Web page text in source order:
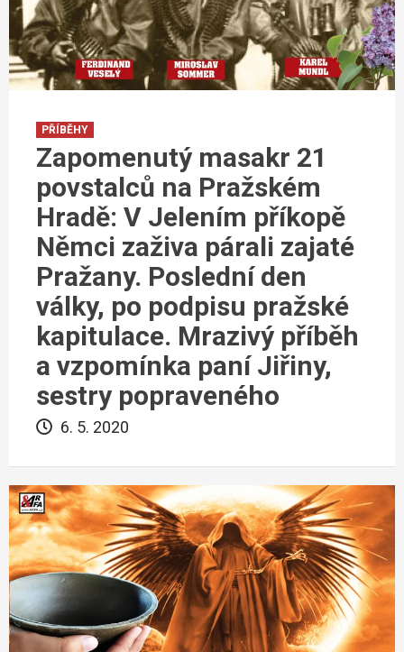
PŘÍBĚHY
Zapomenutý masakr 21
povstalců na Pražském
Hradě: V Jelením příkopě
Němci zaživa párali zajaté
Pražany. Poslední den
války, po podpisu pražské
kapitulace. Mrazivý příběh
a vzpomínka paní Jiřiny,
sestry popraveného
6. 5. 2020